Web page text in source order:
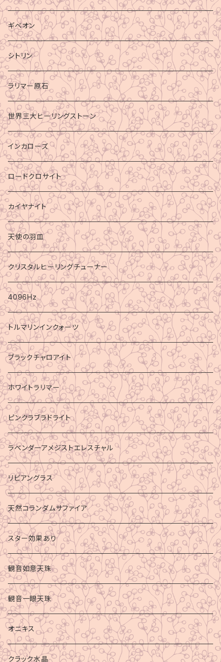
ギベオン
シトリン
ラリマー原石
世界三大ヒーリングストーン
インカローズ
ロードクロサイト
カイヤナイト
天使の羽皿
クリスタルヒーリングチューナー
4096Hz
トルマリンインクォーツ
ブラックチャロアイト
ホワイトラリマー
ピンクラブラドライト
ラベンダーアメジストエレスチャル
リビアングラス
天然コランダムサファイア
スター効果あり
観音如意天珠
観音一眼天珠
オニキス
クラック水晶